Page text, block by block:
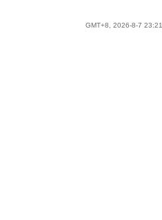
GMT+8, 2026-8-7 23:21